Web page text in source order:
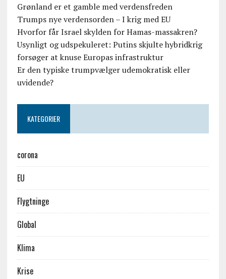
Grønland er et gamble med verdensfreden
Trumps nye verdensorden – I krig med EU
Hvorfor får Israel skylden for Hamas-massakren?
Usynligt og udspekuleret: Putins skjulte hybridkrig
forsøger at knuse Europas infrastruktur
Er den typiske trumpvælger udemokratisk eller
uvidende?
KATEGORIER
corona
EU
Flygtninge
Global
Klima
Krise